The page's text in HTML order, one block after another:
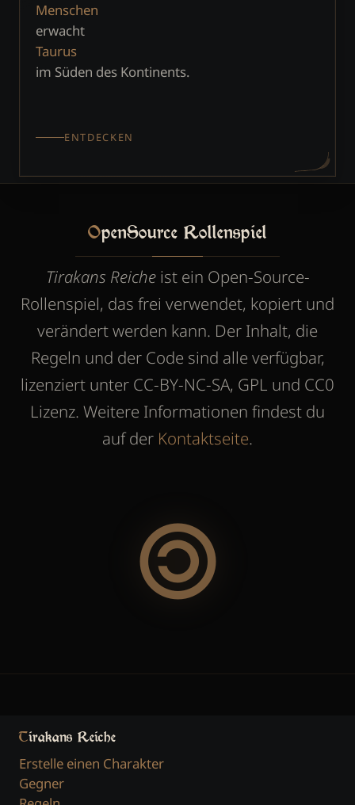
Menschen
erwacht
Taurus
im Süden des Kontinents.
ENTDECKEN
OpenSource Rollenspiel
Tirakans Reicheist ein Open-Source-
Rollenspiel, das frei verwendet, kopiert und
verändert werden kann. Der Inhalt, die
Regeln und der Code sind alle verfügbar,
lizenziert unter CC-BY-NC-SA, GPL und CC0
Lizenz. Weitere Informationen findest du
auf der Kontaktseite.
🄯
Tirakans Reiche
Erstelle einen Charakter
Gegner